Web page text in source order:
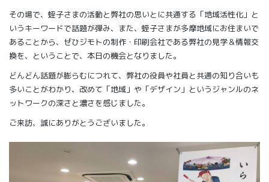
その場で、蛭子さまの活動と弊社の思いとに共通する「地域活性化」と
いうキーワードで話題が弾み、また、蛭子さまが多摩地域にお住まいで
あることから、ぜひジモトの制作・印刷会社である弊社の見学＆情報交
換を、ということで、本日の機会となりました。
どんどん話題が膨らむにつれて、弊社の役員や社員と共通の知り合いも
多いことがわかり、改めて「地域」や「デザイン」というジャンルのネ
ットワークの深さと濃さを感じました。
ご来訪、誠にありがとうございました。